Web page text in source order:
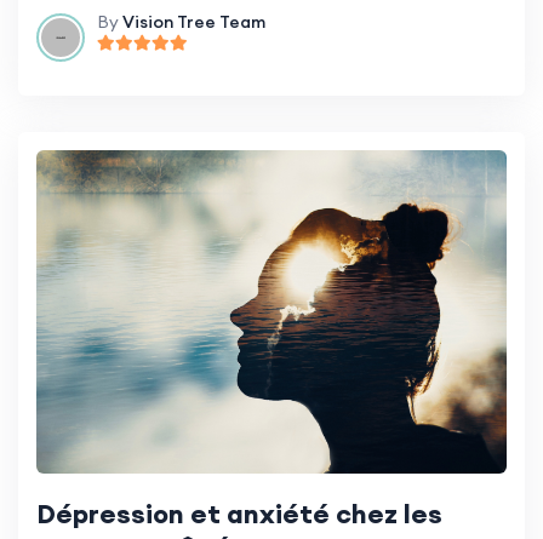
ByVision Tree Team
Dépression et anxiété chez les